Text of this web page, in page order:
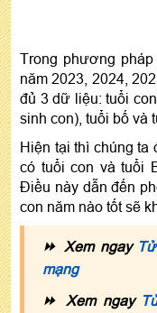
Trong phương
năm 2023, 2024,
đủ 3 dữ liệu: tuổi
sinh con), tuổi bố và
Hiện tại thì chúng ta
có tuổi con và tuổi
Điều này dẫn đến
con năm nào tốt sẽ
⏩ Xem ngay
mạng
⏩ Xem ngay